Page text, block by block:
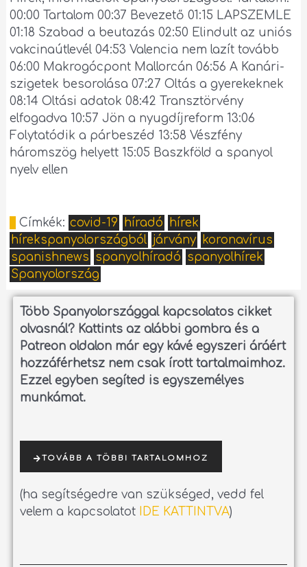
00:00 Tartalom00:37 Bevezető01:15 LAPSZEMLE
01:18 Szabad a beutazás02:50 Elindult az uniós
vakcinaútlevél04:53 Valencia nem lazít tovább
06:00 Makrogócpont Mallorcán 06:56 A Kanári-
szigetek besorolása07:27 Oltás a gyerekeknek
08:14 Oltási adatok08:42 Transztörvény
elfogadva 10:57 Jön a nyugdíjreform 13:06
Folytatódik a párbeszéd 13:58 Vészfény
háromszög helyett 15:05 Baszkföld a spanyol
nyelv ellen
Címkék: covid-19 híradó hírek
hírekspanyolországból járvány koronavírus
spanishnews spanyolhíradó spanyolhírek
Spanyolország
Több Spanyolországgal kapcsolatos cikket
olvasnál? Kattints az alábbi gombra és a
Patreon oldalon már egy kávé egyszeri áráért
hozzáférhetsz nem csak írott tartalmaimhoz.
Ezzel egyben segíted is egyszemélyes
munkámat.
TOVÁBB A TÖBBI TARTALOMHOZ
(ha segítségedre van szükséged, vedd fel
velem a kapcsolatot
IDE KATTINTVA)